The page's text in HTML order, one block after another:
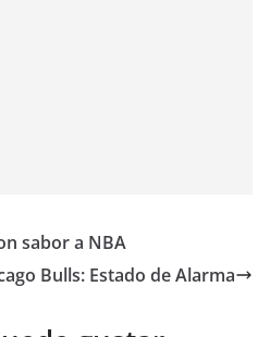
sabor a NBA
Bulls: Estado de Alarma